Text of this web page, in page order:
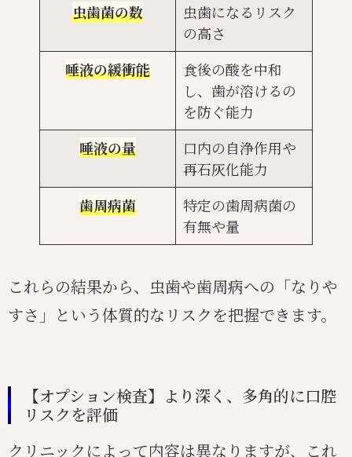
虫歯菌の数
虫歯になるリスク
の高さ
唾液の緩衝能
食後の酸を中和
し、歯が溶けるの
を防ぐ能力
唾液の量
口内の自浄作用や
再石灰化能力
歯周病菌
特定の歯周病菌の
有無や量
これらの結果から、虫歯や歯周病への「なりや
すさ」という体質的なリスクを把握できます。
【オプション検査】より深く、多角的に口腔
リスクを評価
クリニックによって内容は異なりますが、これ